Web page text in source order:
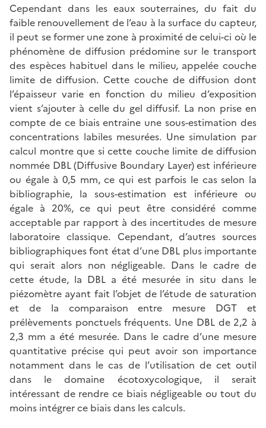
Cependant dans les eaux souterraines, du fait du
faible renouvellement de l’eau à la surface du capteur,
il peut se former une zone à proximité de celui-ci où le
phénomène de diffusion prédomine sur le transport
des espèces habituel dans le milieu, appelée couche
limite de diffusion. Cette couche de diffusion dont
l’épaisseur varie en fonction du milieu d’exposition
vient s’ajouter à celle du gel diffusif. La non prise en
compte de ce biais entraine une sous-estimation des
concentrations labiles mesurées. Une simulation par
calcul montre que si cette couche limite de diffusion
nommée DBL (Diffusive Boundary Layer) est inférieure
ou égale à 0,5 mm, ce qui est parfois le cas selon la
bibliographie, la sous-estimation est inférieure ou
égale à 20%, ce qui peut être considéré comme
acceptable par rapport à des incertitudes de mesure
laboratoire classique. Cependant, d’autres sources
bibliographiques font état d’une DBL plus importante
qui serait alors non négligeable. Dans le cadre de
cette étude, la DBL a été mesurée in situ dans le
piézomètre ayant fait l’objet de l’étude de saturation
et de la comparaison entre mesure DGT et
prélèvements ponctuels fréquents. Une DBL de 2,2 à
2,3 mm a été mesurée. Dans le cadre d’une mesure
quantitative précise qui peut avoir son importance
notamment dans le cas de l’utilisation de cet outil
dans le domaine écotoxycologique, il serait
intéressant de rendre ce biais négligeable ou tout du
moins intégrer ce biais dans les calculs.